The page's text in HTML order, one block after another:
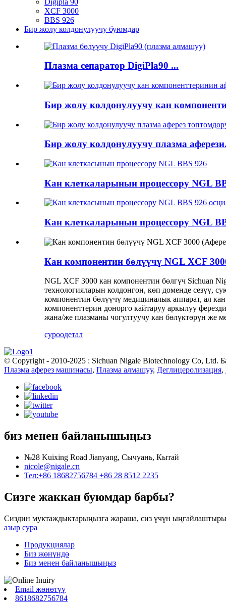
XCF 3000
BBS 926
Бир жолу колдонулуучу буюмдар
Плазма сепаратор DigiPla90 ...
Бир жолу колдонулуучу кан
Бир жолу колдонулуучу плазма
Кан клеткаларынын процессору NGL
Кан клеткаларынын процессору NGL
Кан компонентин бөлүүчү NGL XCF
NGL XCF 3000 кан компонентин бөлгүч Sichuan
технологияларын колдонгон, көп доменде сезүү,
компонентин бөлүүчү медициналык аппарат, ал
компоненттерин донорго кайтаруу аркылуу
жана/же плазманы чогултуучу кан бөлүктөрүн же
суроодетал
© Copyright - 2010-2025 : Sichuan Nigale Biotechnology Co, Ltd.
Плазма аферез машинасы, Плазма алмашуу, Деглицеролизация,
биз менен байланышыңыз
№28 Kuixing Road Jianyang, Сычуань, Кытай
nicole@nigale.cn
Тел:+86 18682756784 +86 28 8512 2235
Сизге жаккан буюмдар барбы?
Сиздин муктаждыктарыңызга жараша, сиз үчүн
азыр сура
Продукциялар
Биз жөнүндө
Биз менен байланышыңыз
Email жөнөтүү
8618682756784